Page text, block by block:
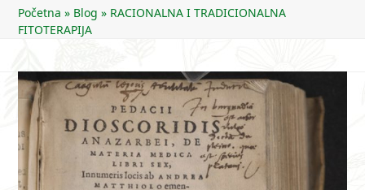
menu
menu
Početna » Blog » RACIONALNA I TRADICIONALNA
FITOTERAPIJA